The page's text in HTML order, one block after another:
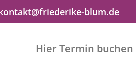
blum.de
Hier Termin buchen